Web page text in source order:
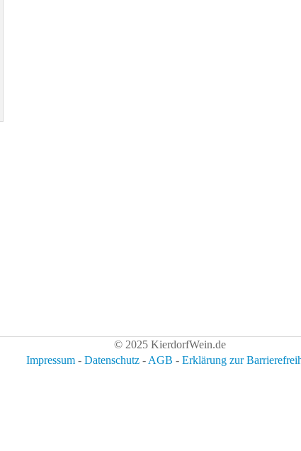
© 2025 KierdorfWein.de
Impressum - Datenschutz - AGB - Erklärung zur